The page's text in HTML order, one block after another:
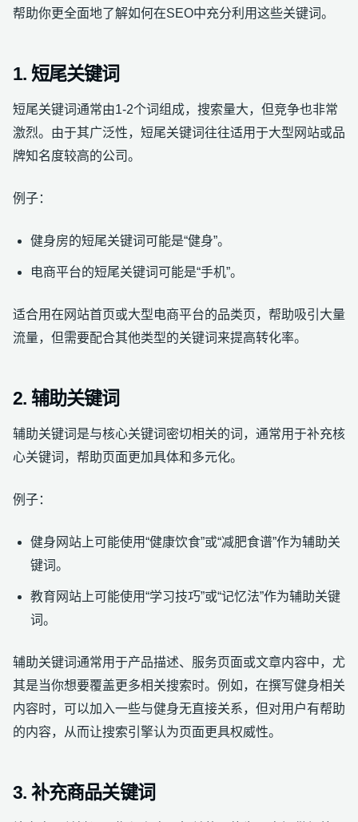
帮助你更全面地了解如何在SEO中充分利用这些关键词。
1. 短尾关键词
短尾关键词通常由1-2个词组成，搜索量大，但竞争也非常
激烈。由于其广泛性，短尾关键词往往适用于大型网站或品
牌知名度较高的公司。
例子：
健身房的短尾关键词可能是“健身”。
电商平台的短尾关键词可能是“手机”。
适合用在网站首页或大型电商平台的品类页，帮助吸引大量
流量，但需要配合其他类型的关键词来提高转化率。
2. 辅助关键词
辅助关键词是与核心关键词密切相关的词，通常用于补充核
心关键词，帮助页面更加具体和多元化。
例子：
健身网站上可能使用“健康饮食”或“减肥食谱”作为辅助关
键词。
教育网站上可能使用“学习技巧”或“记忆法”作为辅助关键
词。
辅助关键词通常用于产品描述、服务页面或文章内容中，尤
其是当你想要覆盖更多相关搜索时。例如，在撰写健身相关
内容时，可以加入一些与健身无直接关系，但对用户有帮助
的内容，从而让搜索引擎认为页面更具权威性。
3. 补充商品关键词